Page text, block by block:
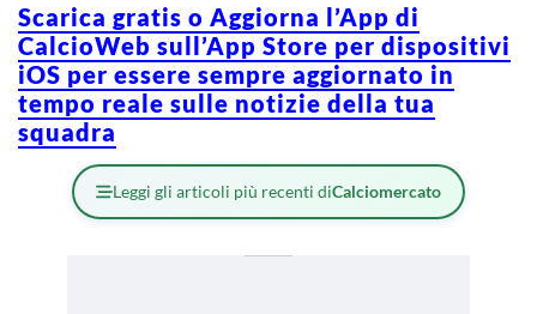
Scarica gratis o Aggiorna l’App di
CalcioWeb sull’App Store per dispositivi
iOS per essere sempre aggiornato in
tempo reale sulle notizie della tua
squadra
Leggi gli articoli più recenti diCalciomercato